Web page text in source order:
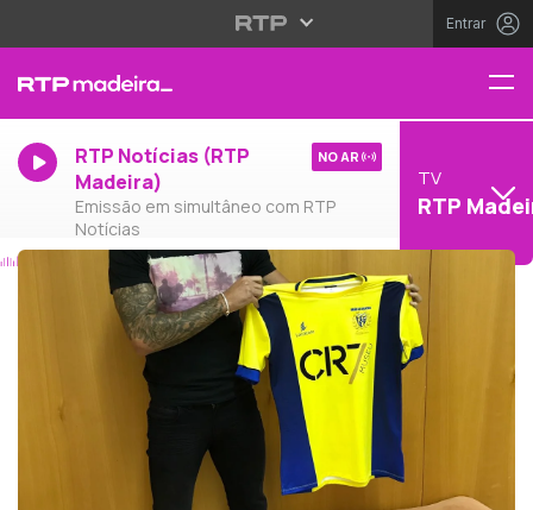
Entrar
RTP Notícias (RTP
Madeira)
Emissão em simultâneo com RTP
Notícias
NO AR
TV
RTP